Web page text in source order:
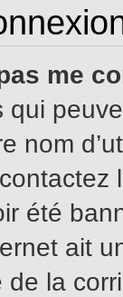
me
qui
nom
été
ait
de la